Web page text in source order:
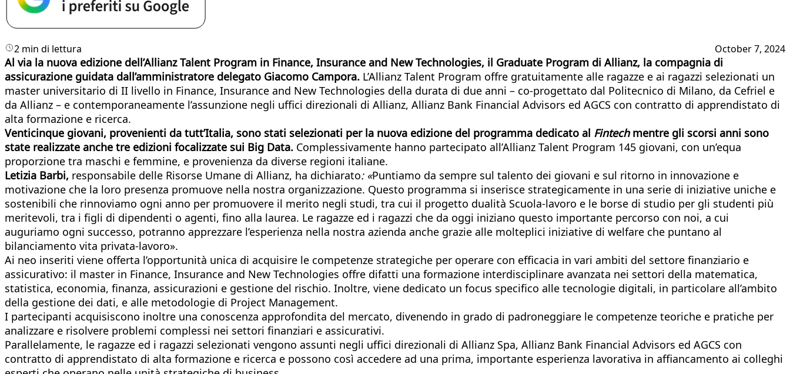
2 min di lettura October 7, 2024
Al via la nuova edizione dell’Allianz Talent Program in Finance, Insurance and New Technologies, il Graduate Program di Allianz, la compagnia di
assicurazione guidata dall’amministratore delegato Giacomo Campora. L’Allianz Talent Program offre gratuitamente alle ragazze e ai ragazzi selezionati un
master universitario di II livello in Finance, Insurance and New Technologies della durata di due anni – co-progettato dal Politecnico di Milano, da Cefriel e
da Allianz – e contemporaneamente l’assunzione negli uffici direzionali di Allianz, Allianz Bank Financial Advisors ed AGCS con contratto di apprendistato di
alta formazione e ricerca.
Venticinque giovani, provenienti da tutt’Italia, sono stati selezionati per la nuova edizione del programma dedicato al Fintechmentre gli scorsi anni sono
state realizzate anche tre edizioni focalizzate sui Big Data. Complessivamente hanno partecipato all’Allianz Talent Program 145 giovani, con un’equa
proporzione tra maschi e femmine, e provenienza da diverse regioni italiane.
Letizia Barbi, responsabile delle Risorse Umane di Allianz, ha dichiarato: «Puntiamo da sempre sul talento dei giovani e sul ritorno in innovazione e
motivazione che la loro presenza promuove nella nostra organizzazione. Questo programma si inserisce strategicamente in una serie di iniziative uniche e
sostenibili che rinnoviamo ogni anno per promuovere il merito negli studi, tra cui il progetto dualità Scuola-lavoro e le borse di studio per gli studenti più
meritevoli, tra i figli di dipendenti o agenti, fino alla laurea. Le ragazze ed i ragazzi che da oggi iniziano questo importante percorso con noi, a cui
auguriamo ogni successo, potranno apprezzare l’esperienza nella nostra azienda anche grazie alle molteplici iniziative di welfare che puntano al
bilanciamento vita privata-lavoro».
Ai neo inseriti viene offerta l’opportunità unica di acquisire le competenze strategiche per operare con efficacia in vari ambiti del settore finanziario e
assicurativo: il master in Finance, Insurance and New Technologies offre difatti una formazione interdisciplinare avanzata nei settori della matematica,
statistica, economia, finanza, assicurazioni e gestione del rischio. Inoltre, viene dedicato un focus specifico alle tecnologie digitali, in particolare all’ambito
della gestione dei dati, e alle metodologie di Project Management.
I partecipanti acquisiscono inoltre una conoscenza approfondita del mercato, divenendo in grado di padroneggiare le competenze teoriche e pratiche per
analizzare e risolvere problemi complessi nei settori finanziari e assicurativi.
Parallelamente, le ragazze ed i ragazzi selezionati vengono assunti negli uffici direzionali di Allianz Spa, Allianz Bank Financial Advisors ed AGCS con
contratto di apprendistato di alta formazione e ricerca e possono così accedere ad una prima, importante esperienza lavorativa in affiancamento ai colleghi